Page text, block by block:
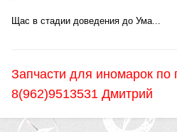
Щас в стадии доведения до Ума...
Запчасти для иномарок
8(962)9513531 Дмитрий